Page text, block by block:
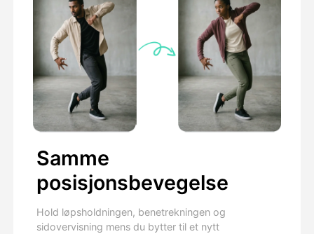
Samme
posisjonsbevegelse
Hold løpsholdningen, benetrekningen og
sidovervisning mens du bytter til et nytt